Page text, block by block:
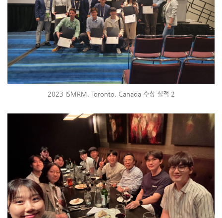
2023 ISMRM, Toronto, Canada 수상 실적 2